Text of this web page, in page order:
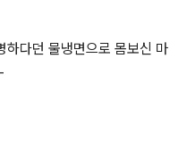
하다던 물냉면으로 몸보신 마